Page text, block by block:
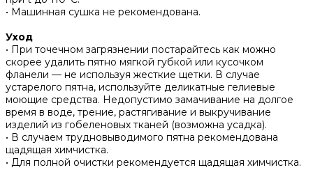
• ‌Машинная сушка не рекомендована.
Уход
• При точечном загрязнении постарайтесь как можно
скорее удалить пятно мягкой губкой или кусочком
фланели — не используя жесткие щетки. В случае
устарелого пятна, используйте деликатные гелиевые
моющие средства. Недопустимо замачивание на долгое
время в воде, трение, растягивание и выкручивание
изделий из гобеленовых тканей (возможна усадка).
• В случаем трудновыводимого пятна рекомендована
щадящая химчистка.
• Для полной очистки рекомендуется щадящая химчистка.